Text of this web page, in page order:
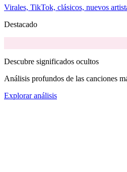
Virales, TikTok, clásicos, nuevos
Destacado
Descubre significados ocultos
Análisis profundos de las canciones
Explorar análisis